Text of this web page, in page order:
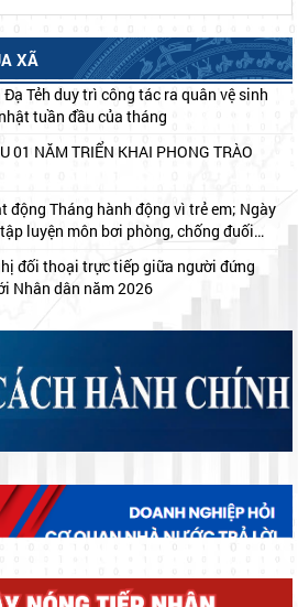
XÃ
VneID
tuần đầu của tháng
luyện môn bơi phòng, chống đuối
hè năm 2026
Nhân dân năm 2026
bồi dưỡng kỹ năng số năm 2026
chúc mừng Đại lễ Phật đản năm 2026
kết giao ước thi đua năm 2026
NGƯỜI CÓ CÔNG NHÂN DỊP KỶ
- LIỆT SĨ